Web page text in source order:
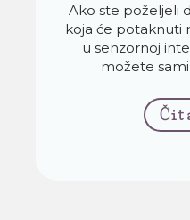
Ako ste poželjeli
koja će potaknuti
u senzornoj
možete